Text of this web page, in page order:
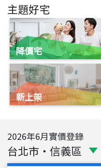
主題好宅
降價宅
新上架
2026年6月實價登錄
台北市 ・ 信義區